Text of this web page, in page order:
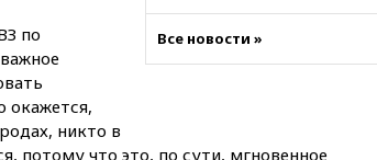
снижении цен на авиабилеты
в России
14:14 «Ведомости»: Озон банк
Все новости »
по
окажется,
никто в
потому что это, по сути, мгновенное